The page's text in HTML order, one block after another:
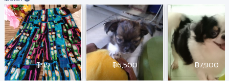
฿99 ฿6,500 ฿7,900